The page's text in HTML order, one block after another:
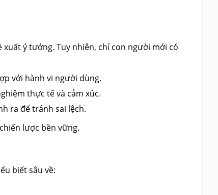
ý tưởng. Tuy nhiên, chỉ con người mới có
với hành vi người dùng.
thực tế và cảm xúc.
ra để tránh sai lệch.
lược bền vững.
biết sâu về: